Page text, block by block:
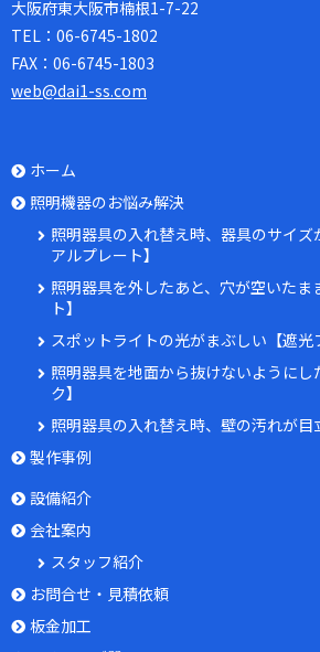
大阪府東大阪市楠根1-7-22
TEL： 06-6745-1802
FAX： 06-6745-1803
web@dai1-ss.com
ホーム
照明機器のお悩み解決
照明器具の入れ替え時、器具のサイ
アルプレート】
照明器具を外したあと、穴が空いたま
ト】
スポットライトの光がまぶしい【遮光
照明器具を地面から抜けないようにし
ク】
照明器具の入れ替え時、壁の汚れが目
製作事例
設備紹介
会社案内
スタッフ紹介
お問合せ・見積依頼
板金加工